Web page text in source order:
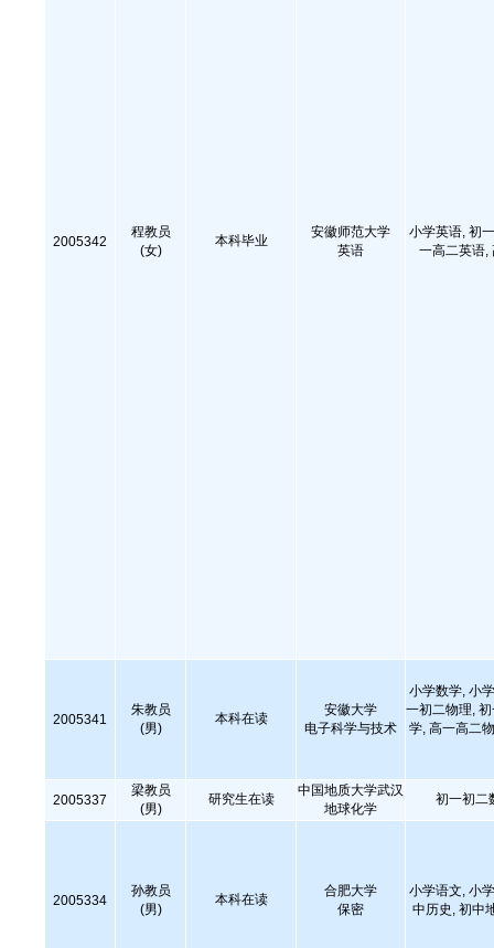
2005342
程教员
(女)
本科毕业
安徽师范大学
英语
小学英语, 初
一高二英语,
2005341
朱教员
(男)
本科在读
安徽大学
电子科学与技术
小学数学, 小
一初二物理,
学, 高一高二
2005337
梁教员
(男)
研究生在读
中国地质大学武汉
地球化学
初一初二
2005334
孙教员
(男)
本科在读
合肥大学
保密
小学语文, 小
中历史, 初中